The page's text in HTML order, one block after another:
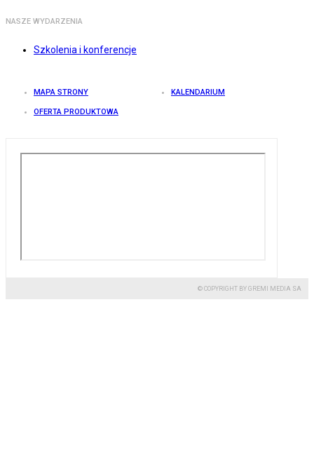
NASZE WYDARZENIA
Szkolenia i konferencje
MAPA STRONY KALENDARIUM
OFERTA PRODUKTOWA
© COPYRIGHT BY GREMI MEDIA SA